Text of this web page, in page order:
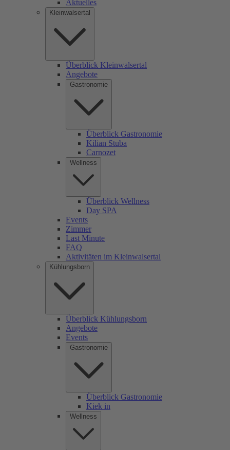
Aktuelles
Kleinwalsertal
Überblick Kleinwalsertal
Angebote
Gastronomie
Überblick Gastronomie
Kilian Stuba
Carnozet
Wellness
Überblick Wellness
Day SPA
Events
Zimmer
Last Minute
FAQ
Aktivitäten im Kleinwalsertal
Kühlungsborn
Überblick Kühlungsborn
Angebote
Events
Gastronomie
Überblick Gastronomie
Kiek in
Wellness